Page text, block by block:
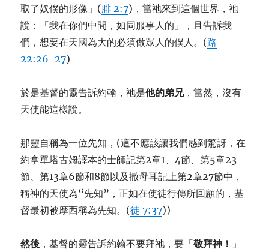
取了奴僕的形像」(腓 2:7)，當祂來到這個世界，祂
說：「我在你們中間，如同服事人的」，且告訴我
們，想要在天國為大的必須做眾人的僕人。(路
22:26-27)
於是基督的靈告訴約翰，祂是他的弟兄，當然，沒有
天使能這樣說。
那靈自稱為一位先知，(這不應該讓我們感到驚訝，在
約拿單塔古姆譯本的士師記第2章1、4節、第5章23
節、第13章6節和8節以及撒母耳記上第2章27節中，
稱神的天使為“先知”，正如在使徒行傳所回顧的，基
督最初被摩西稱為先知。(徒 7:37))
然後 ，基督的靈告訴約翰不要拜祂，要「敬拜神！ 」